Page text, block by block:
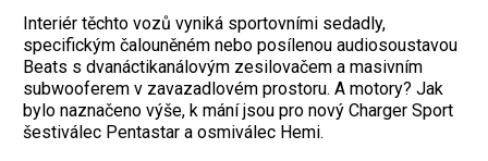
Interiér těchto vozů vyniká sportovními sedadly,
specifickým čalouněném nebo posílenou audiosoustavou
Beats s dvanáctikanálovým zesilovačem a masivním
subwooferem v zavazadlovém prostoru. A motory? Jak
bylo naznačeno výše, k mání jsou pro nový Charger Sport
šestiválec Pentastar a osmiválec Hemi.